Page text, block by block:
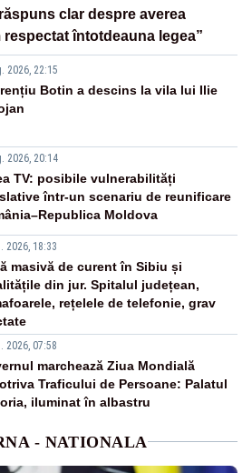
clar despre averea
respectat întotdeauna legea”
2026, 22:15
Botin a descins la vila lui Ilie
2026, 20:14
TV: posibile vulnerabilități
într-un scenariu de reunificare
Moldova
2026, 18:33
masivă de curent în Sibiu și
din jur. Spitalul județean,
rețelele de telefonie, grav
2026, 07:58
marchează Ziua Mondială
Traficului de Persoane: Palatul
iluminat în albastru
- NATIONALA